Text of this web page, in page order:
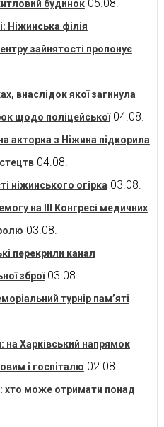
будинок 05.08.
Ніжинська філія
зайнятості пропонує
внаслідок якої загинула
щодо поліцейської 04.08.
акторка з Ніжина підкорила
04.08.
ніжинського огірка 03.08.
на ІІІ Конгресі медичних
03.08.
перекрили канал
зброї 03.08.
турнір пам’яті
на Харківський напрямок
і госпіталю 02.08.
хто може отримати понад